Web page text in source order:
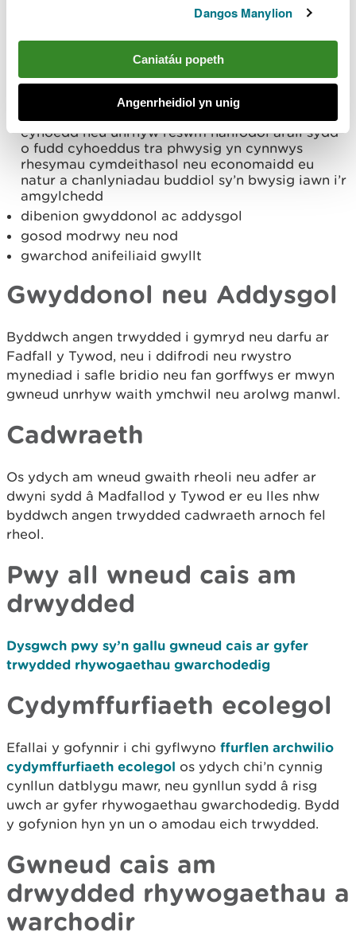
Dangos Manylion
Caniatáu popeth
Angenrheidiol yn unig
O dan y Rheoliadau Cynefinoedd, gellir rhoi
trwyddedau ar gyfer cyfres benodol o ddibenion yn
cynnwys:
cyhoedd neu unrhyw reswm hanfodol arall sydd
o fudd cyhoeddus tra phwysig yn cynnwys
rhesymau cymdeithasol neu economaidd eu
natur a chanlyniadau buddiol sy’n bwysig iawn i’r
amgylchedd
dibenion gwyddonol ac addysgol
gosod modrwy neu nod
gwarchod anifeiliaid gwyllt
Gwyddonol neu Addysgol
Byddwch angen trwydded i gymryd neu darfu ar
Fadfall y Tywod, neu i ddifrodi neu rwystro
mynediad i safle bridio neu fan gorffwys er mwyn
gwneud unrhyw waith ymchwil neu arolwg manwl.
Cadwraeth
Os ydych am wneud gwaith rheoli neu adfer ar
dwyni sydd â Madfallod y Tywod er eu lles nhw
byddwch angen trwydded cadwraeth arnoch fel
rheol.
Pwy all wneud cais am
drwydded
Dysgwch pwy sy’n gallu gwneud cais ar gyfer
trwydded rhywogaethau gwarchodedig
Cydymffurfiaeth ecolegol
Efallai y gofynnir i chi gyflwyno ffurflen archwilio
cydymffurfiaeth ecolegol os ydych chi’n cynnig
cynllun datblygu mawr, neu gynllun sydd â risg
uwch ar gyfer rhywogaethau gwarchodedig. Bydd
y gofynion hyn yn un o amodau eich trwydded.
Gwneud cais am
drwydded rhywogaethau a
warchodir